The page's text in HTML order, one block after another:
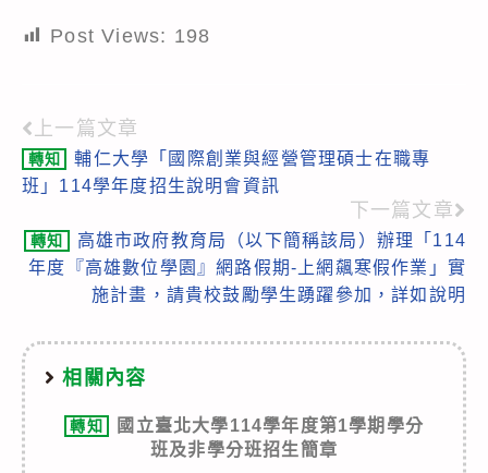
Post Views: 198
Read
more
上一篇文章
轉知
輔仁大學「國際創業與經營管理碩士在職專
班」114學年度招生說明會資訊
下一篇文章
轉知
高雄市政府教育局（以下簡稱該局）辦理「114
年度『高雄數位學園』網路假期-上網飆寒假作業」實
施計畫，請貴校鼓勵學生踴躍參加，詳如說明
相關內容
轉知
國立臺北大學114學年度第1學期學分
班及非學分班招生簡章